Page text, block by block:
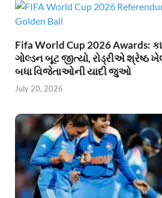
Fifa World Cup 2026 Awards:
ગોલ્ડન બૂટ જીત્યો, રોડ્રીએ શ્રેષ્ઠ
બધા વિજેતાઓની યાદી જુઓ
July 20, 2026